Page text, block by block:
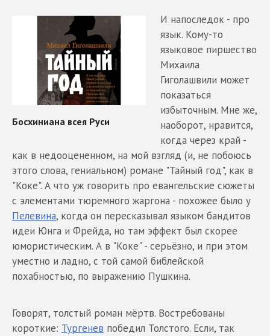
И напоследок - про
язык. Кому-то
языковое пиршество
Михаила
Гиголашвили может
показаться
избыточным. Мне же,
наоборот, нравится,
когда через край -
как в недооцененном, на мой взгляд (и, не побоюсь
этого слова, гениальном) романе "Тайный год", как в
"Коке". А что уж говорить про евангельские сюжеты
с элементами тюремного жаргона - похожее было у
Пелевина, когда он пересказывал языком бандитов
идеи Юнга и Фрейда, но там эффект был скорее
юмористическим. А в "Коке" - серьёзно, и при этом
уместно и ладно, с той самой библейской
похабностью, по выражению Пушкина.
Говорят, толстый роман мёртв. Востребованы
короткие: Тургенев победил Толстого. Если, так